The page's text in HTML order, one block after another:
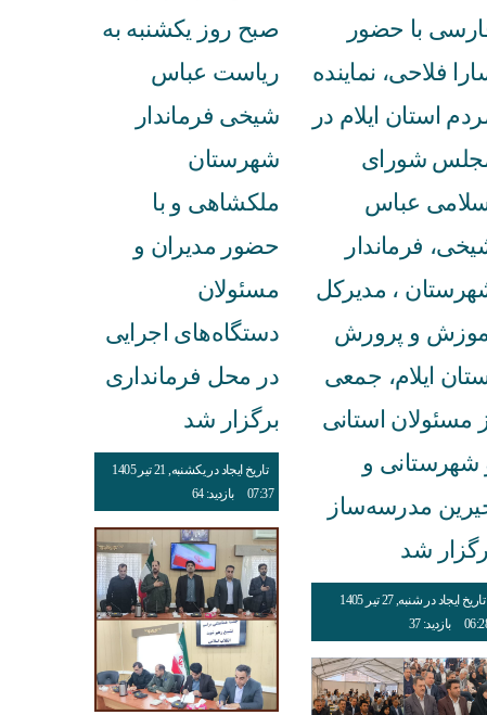
با حضور
فلاحی، نماینده
استان ایلام در
شورای
عباس
فرماندار
، مدیرکل
آموزش و پرورش
ایلام، جمعی
مسئولان استانی
شهرستانی و
مدرسه‌ساز
شد
تاریخ ایجاد در شنبه, 27 تیر 1405
بازدید: 37
صبح روز یکشنبه به
ریاست عباس
شیخی فرماندار
شهرستان
ملکشاهی و با
حضور مدیران و
مسئولان
دستگاه‌های اجرایی
در محل فرمانداری
برگزار شد
تاریخ ایجاد در یکشنبه, 21 تیر 1405
07:37
بازدید: 64